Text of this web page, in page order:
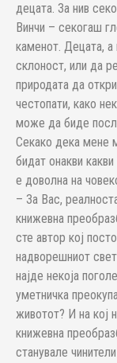
децата. За нив
Винчи – секогаш
каменот. Децата, а
склоност, или да
природата да
честопати, како
може да биде
Секако дека мене
бидат онакви
е доволна на
– За Вас,
книжевна
сте автор кој
надворешниот
најде некоја
уметничка
животот? И на кој
книжевна
станувале